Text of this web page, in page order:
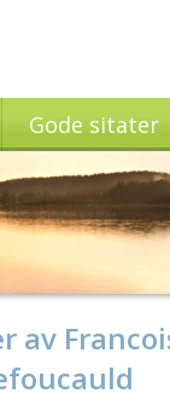
Gode sitater
av